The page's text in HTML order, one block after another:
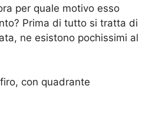
per quale motivo esso
Prima di tutto si tratta di
ne esistono pochissimi al
con quadrante